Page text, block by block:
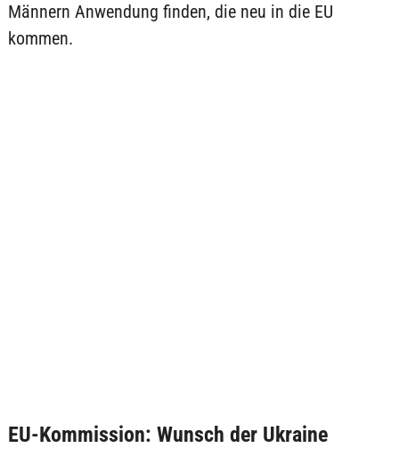
Männern Anwendung finden, die neu in die EU
kommen.
EU-Kommission: Wunsch der Ukraine